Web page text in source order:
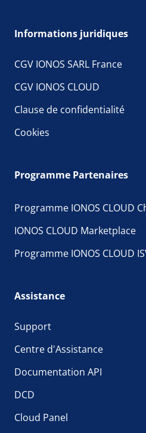
Informations juridiques
CGV IONOS SARL France
CGV IONOS CLOUD
Clause de confidentialité
Cookies
Programme Partenaires
Programme IONOS CLOUD
IONOS CLOUD Marketplace
Programme IONOS CLOUD
Assistance
Support
Centre d'Assistance
Documentation API
DCD
Cloud Panel